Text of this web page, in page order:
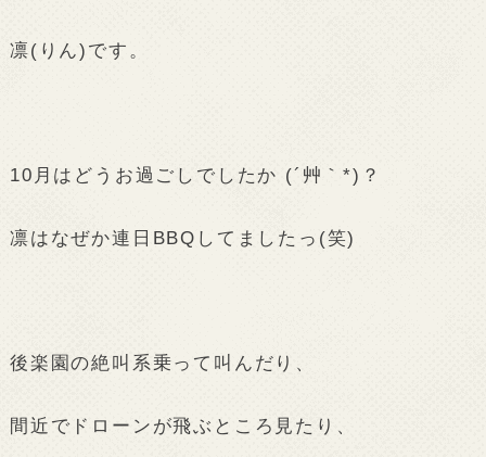
凛(りん)です。
10月はどうお過ごしでしたか (´艸｀*)？
凛はなぜか連日BBQしてましたっ(笑)
後楽園の絶叫系乗って叫んだり、
間近でドローンが飛ぶところ見たり、